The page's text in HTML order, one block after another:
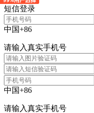
短信登录
中国+86
请输入真实手机号
中国+86
请输入真实手机号